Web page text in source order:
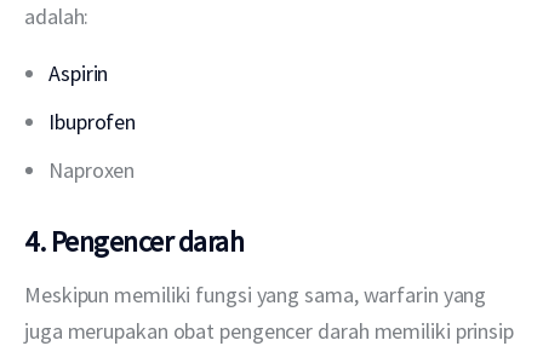
adalah:
Aspirin
Ibuprofen
Naproxen
4. Pengencer darah
Meskipun memiliki fungsi yang sama, warfarin yang
juga merupakan obat pengencer darah memiliki prinsip